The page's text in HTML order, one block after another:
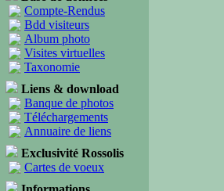
Compte-Rendus
Bdd visiteurs
Album photo
Visites virtuelles
Taxonomie
Liens & download
Banque de photos
Téléchargements
Annuaire de liens
Exclusivité Rossolis
Cartes de voeux